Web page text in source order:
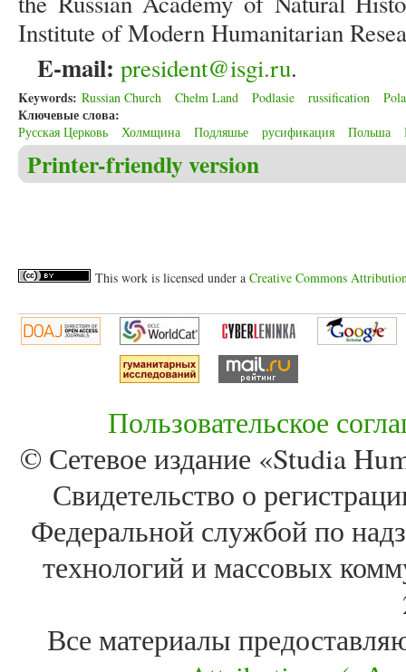
Institute of Modern Humanitarian
E-mail: president@isgi.ru.
Keywords: Russian Church Chełm Land Podlasie russification
Ключевые слова:
Русская Церковь Холмщина Подляшье русификация Польша
Printer-friendly version
This work is licensed under a Creative Commons
Пользовательское
© Сетевое издание «Studia
Свидетельство о
Федеральной службой по
технологий и массовых
Все материалы